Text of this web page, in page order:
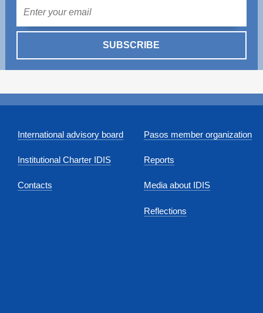
SUBSCRIBE
International advisory board
Institutional Charter IDIS
Contacts
Pasos member organization
Reports
Media about IDIS
Reflections